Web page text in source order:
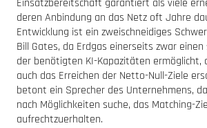
Einsatzbereitschaft garantiert als viele
deren Anbindung an das Netz oft Jahre
Entwicklung ist ein zweischneidiges
Bill Gates, da Erdgas einerseits zwar
der benötigten KI-Kapazitäten ermöglicht,
auch das Erreichen der Netto-Null-Ziele
betont ein Sprecher des Unternehmens,
nach Möglichkeiten suche, das Matching-
aufrechtzuerhalten.